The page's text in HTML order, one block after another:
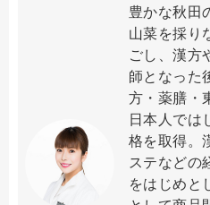
豊かな秋田
山菜を採り
ごし、漢方
師となった
方・薬膳・
日本人では
格を取得。
ステなどの
をはじめと